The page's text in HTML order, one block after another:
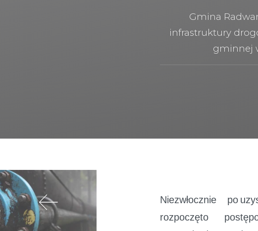
Gmina
infrastruktury
gminnej
Niezwłocznie po
rozpoczęto